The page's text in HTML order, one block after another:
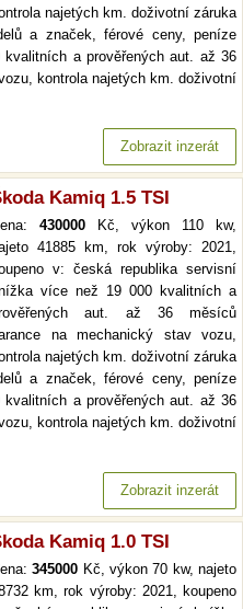
najetých km. doživotní záruka
a značek, férové ceny, peníze
a prověřených aut. až 36
kontrola najetých km. doživotní
Zobrazit inzerát
Kamiq 1.5 TSI
430000 Kč, výkon 110 kw,
41885 km, rok výroby: 2021,
v: česká republika servisní
více než 19 000 kvalitních a
aut. až 36 měsíců
na mechanický stav vozu,
najetých km. doživotní záruka
a značek, férové ceny, peníze
a prověřených aut. až 36
kontrola najetých km. doživotní
Zobrazit inzerát
Kamiq 1.0 TSI
345000 Kč, výkon 70 kw, najeto
km, rok výroby: 2021, koupeno